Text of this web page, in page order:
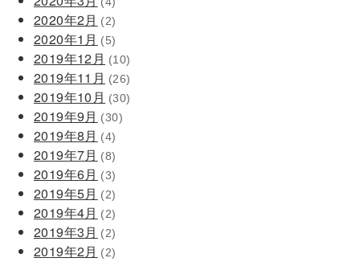
2020年2月 (2)
2020年1月 (5)
2019年12月 (10)
2019年11月 (26)
2019年10月 (30)
2019年9月 (30)
2019年8月 (4)
2019年7月 (8)
2019年6月 (3)
2019年5月 (2)
2019年4月 (2)
2019年3月 (2)
2019年2月 (2)